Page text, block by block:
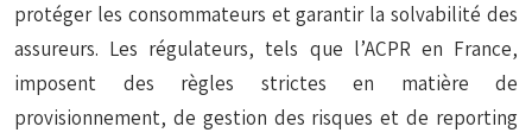
protéger les consommateurs et garantir la solvabilité des
assureurs. Les régulateurs, tels que l’ACPR en France,
imposent des règles strictes en matière de
provisionnement, de gestion des risques et de reporting